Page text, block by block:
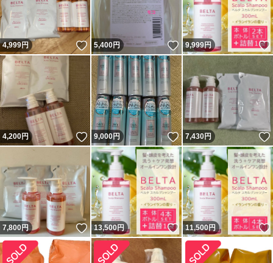
4,999円 いいね！
5,400円 いいね！
9,999円
4,200円 いいね！
9,000円 いいね！
7,430円
7,800円 いいね！
13,500円 いいね！
11,500円